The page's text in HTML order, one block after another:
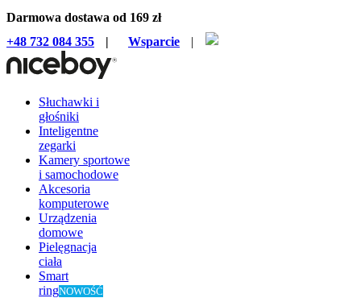
Darmowa dostawa od 169 zł
+48 732 084 355
| Wsparcie |
Słuchawki i
głośniki
Inteligentne
zegarki
Kamery sportowe
i samochodowe
Akcesoria
komputerowe
Urządzenia
domowe
Pielęgnacja
ciała
Smart
ringNOWOŚĆ